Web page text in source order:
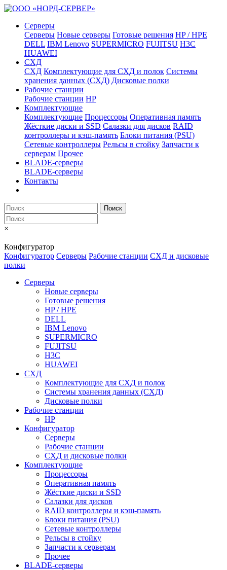
Серверы
Серверы Новые серверы Готовые решения HP / HPE
DELL IBM Lenovo SUPERMICRO FUJITSU H3C
HUAWEI
СХД
СХД Комплектующие для СХД и полок Системы
хранения данных (СХД) Дисковые полки
Рабочие станции
Рабочие станции HP
Комплектующие
Комплектующие Процессоры Оперативная память
Жёсткие диски и SSD Салазки для дисков RAID
контроллеры и кэш-память Блоки питания (PSU)
Сетевые контроллеры Рельсы в стойку Запчасти к
серверам Прочее
BLADE-серверы
BLADE-серверы
Контакты
Поиск
×
Конфигуратор
Конфигуратор Серверы Рабочие станции СХД и дисковые
полки
Серверы
Новые серверы
Готовые решения
HP / HPE
DELL
IBM Lenovo
SUPERMICRO
FUJITSU
H3C
HUAWEI
СХД
Комплектующие для СХД и полок
Системы хранения данных (СХД)
Дисковые полки
Рабочие станции
HP
Конфигуратор
Серверы
Рабочие станции
СХД и дисковые полки
Комплектующие
Процессоры
Оперативная память
Жёсткие диски и SSD
Салазки для дисков
RAID контроллеры и кэш-память
Блоки питания (PSU)
Сетевые контроллеры
Рельсы в стойку
Запчасти к серверам
Прочее
BLADE-серверы